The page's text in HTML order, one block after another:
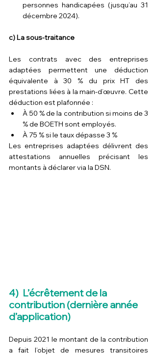
personnes handicapées (jusqu’au 31
décembre 2024).
c) La sous-traitance
Les contrats avec des entreprises
adaptées permettent une déduction
équivalente à 30 % du prix HT des
prestations liées à la main-d’œuvre. Cette
déduction est plafonnée :
À 50 % de la contribution si moins de 3
% de BOETH sont employés.
À 75 % si le taux dépasse 3 %
Les entreprises adaptées délivrent des
attestations annuelles précisant les
montants à déclarer via la DSN.
4)  L’écrêtement de la
contribution (dernière année
d’application)
Depuis 2021 le montant de la contribution
a fait l’objet de mesures transitoires